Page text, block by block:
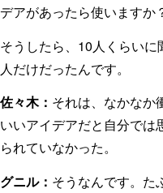
デアがあったら使いますか
そうしたら、10人くらい
人だけだったんです。
佐々木： それは、なかなか
いいアイデアだと自分では
られていなかった。
グニル： そうなんです。た